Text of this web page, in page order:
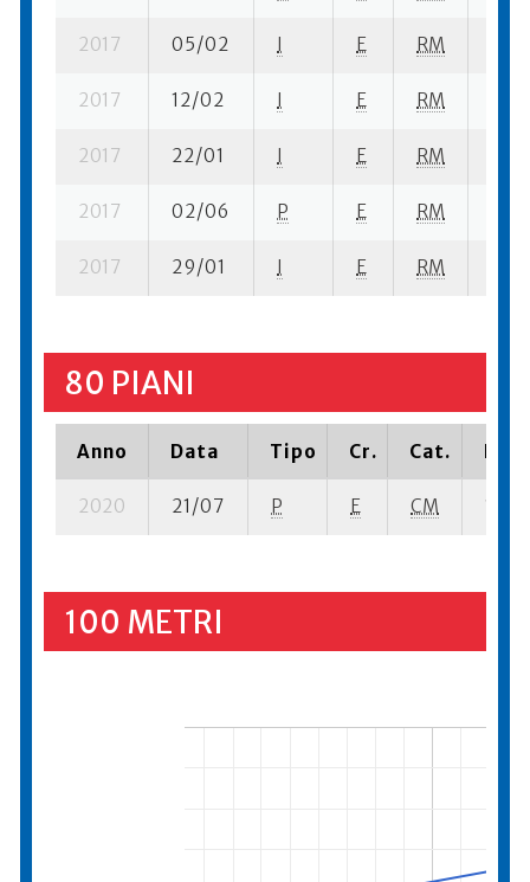
2017 05/02 I E RM
2017 12/02 I E RM
2017 22/01 I E RM
2017 02/06 P E RM
2017 29/01 I E RM
80 PIANI
Anno Data Tipo Cr. Cat.
2020 21/07 P E CM 1 su-
100 METRI